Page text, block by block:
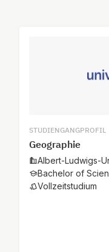
STUDIENGANGPROFIL
Geographie
Albert-Ludwigs-
Bachelor of
Vollzeitstudium